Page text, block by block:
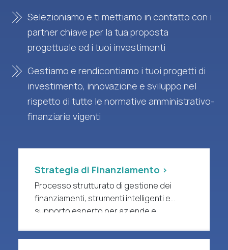
Selezioniamo e ti mettiamo in contatto con i
partner chiave per la tua proposta
progettuale ed i tuoi investimenti
Gestiamo e rendicontiamo i tuoi progetti di
investimento, innovazione e sviluppo nel
rispetto di tutte le normative amministrativo-
finanziarie vigenti
Strategia di Finanziamento >
Processo strutturato di gestione dei
finanziamenti, strumenti intelligenti e
supporto esperto per aziende e
di R&S